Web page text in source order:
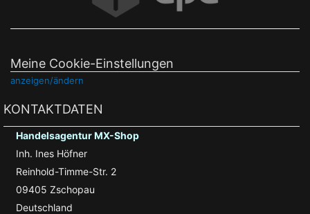
Meine Cookie-Einstellungen
anzeigen/ändern
KONTAKTDATEN
Handelsagentur MX-Shop
Inh. Ines Höfner
Reinhold-Timme-Str. 2
09405 Zschopau
Deutschland